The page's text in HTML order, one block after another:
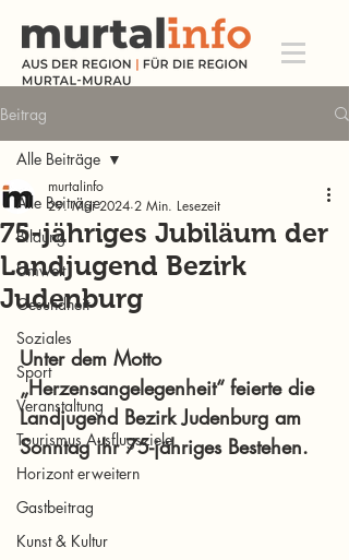
Beitrag
Alle Beiträge
Bildung
Umwelt
Gesundheit
Soziales
Sport
Veranstaltung
Tourismus Ausflugsziele
Horizont erweitern
Gastbeitrag
Kunst & Kultur
Alle Beiträge
75-jähriges Jubiläum der
Landjugend Bezirk
Judenburg
murtalinfo
29. Mai 2024 2 Min. Lesezeit
Unter dem Motto
„Herzensangelegenheit“ feierte die
Landjugend Bezirk Judenburg am
Sonntag ihr 75-jähriges Bestehen.